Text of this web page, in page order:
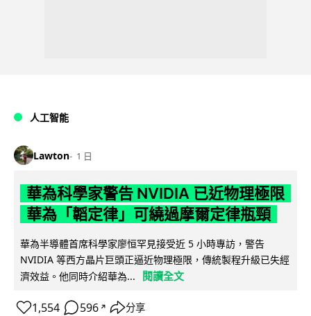
人工智能
Lawton 1 日
華為科學家警告 NVIDIA 已近物理極限
華為「韜定律」可繞過摩爾定律瓶頸
華為半導體首席科學家廖恒罕見接受近 5 小時專訪，警告
NVIDIA 等西方晶片巨頭正逼近物理極限，傳統製程升級已失經
濟效益。他同時介紹華為...
閱讀全文
1,554 596 ↗ 分享